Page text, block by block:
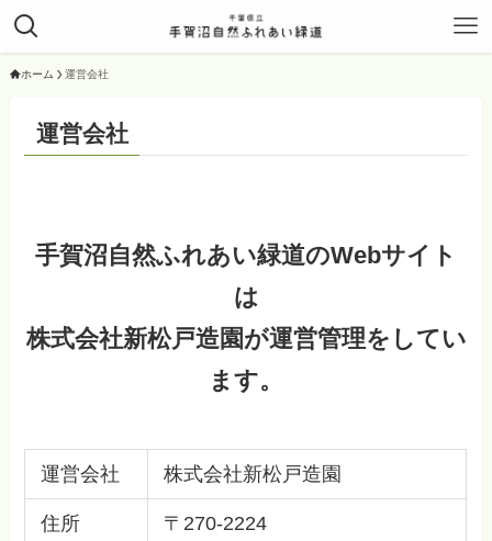
ホーム 運営会社
運営会社
手賀沼自然ふれあい緑道のWebサイト
は
株式会社新松戸造園が運営管理をしてい
ます。
運営会社 株式会社新松戸造園
住所
〒270-2224